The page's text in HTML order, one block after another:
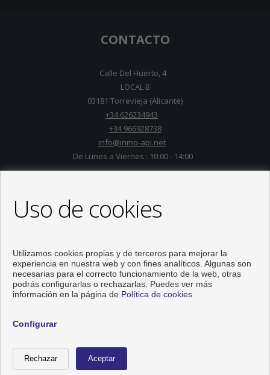
Contactar
CONTACTO
Calle Del Huerto, 4
LOCAL B
03181 Torrevieja (Alicante)
+34 626234943
+34 966928738
info@inmo-api.net
De Lunes a Viernes : 10:00 - 14:00
Pisos y casas en venta en Torrevieja
Desarrollado por
Uso de cookies
Utilizamos cookies propias y de terceros para mejorar la
experiencia en nuestra web y con fines analíticos. Algunas son
necesarias para el correcto funcionamiento de la web, otras
podrás configurarlas o rechazarlas. Puedes ver más
información en la página de Política de cookies
Configurar